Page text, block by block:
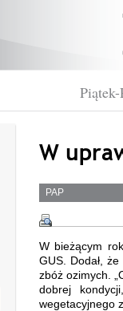
W
PAP
W bieżącym
GUS. Dodał,
zbóż ozimych.
dobrej
wegetacyjnego